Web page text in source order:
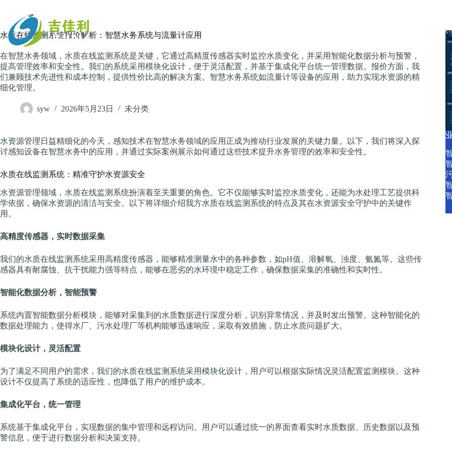
容
主页 关于我
水质在线监测系统报价解析：智慧水务系统与流量计应用
在智慧水务领域，水质在线监测系统是关键，它通过高精度传感器实时监控水质变化，并采用智能化数据分析与预警，
提高管理效率和安全性。我们的系统采用模块化设计，便于灵活配置，并基于集成化平台统一管理数据。报价方面，我
们兼顾技术先进性和成本控制，提供性价比高的解决方案。智慧水务系统如流量计等设备的应用，助力实现水资源的精
细化管理。
syw 2026年5月23日 未分类
水资源管理日益精细化的今天，感知技术在智慧水务领域的应用正成为推动行业发展的关键力量。以下，我们将深入探
讨感知设备在智慧水务中的应用，并通过实际案例展示如何通过这些技术提升水务管理的效率和安全性。
水质在线监测系统：精准守护水资源安全
水资源管理领域，水质在线监测系统扮演着至关重要的角色。它不仅能够实时监控水质变化，还能为水处理工艺提供科
学依据，确保水资源的清洁与安全。以下将详细介绍我方水质在线监测系统的特点及其在水资源安全守护中的关键作
用。
高精度传感器，实时数据采集
我们的水质在线监测系统采用高精度传感器，能够精准测量水中的各种参数，如pH值、溶解氧、浊度、氨氮等。这些传
感器具有耐腐蚀、抗干扰能力强等特点，能够在恶劣的水环境中稳定工作，确保数据采集的准确性和实时性。
智能化数据分析，智能预警
系统内置智能数据分析模块，能够对采集到的水质数据进行深度分析，识别异常情况，并及时发出预警。这种智能化的
数据处理能力，使得水厂、污水处理厂等机构能够迅速响应，采取有效措施，防止水质问题扩大。
模块化设计，灵活配置
为了满足不同用户的需求，我们的水质在线监测系统采用模块化设计，用户可以根据实际情况灵活配置监测模块。这种
设计不仅提高了系统的适应性，也降低了用户的维护成本。
集成化平台，统一管理
系统基于集成化平台，实现数据的集中管理和远程访问。用户可以通过统一的界面查看实时水质数据、历史数据以及预
警信息，便于进行数据分析和决策支持。